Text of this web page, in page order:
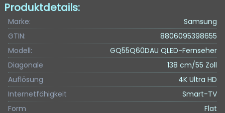
Produktdetails:
Marke:
Samsung
GTIN:
8806095398655
Modell:
GQ55Q60DAU QLED-Fernseher
Diagonale
138 cm/55 Zoll
Auflösung
4K Ultra HD
Internetfähigkeit
Smart-TV
Form
Flat